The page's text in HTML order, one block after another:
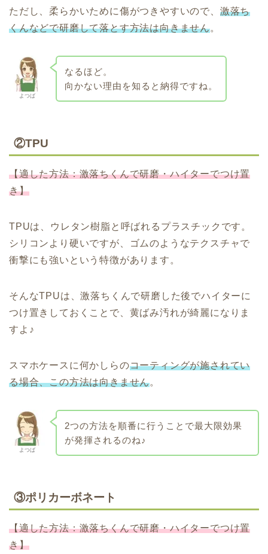
ただし、柔らかいために傷がつきやすいので、 激落ち
くんなどで研磨して落とす方法は向きません。
よつば
なるほど。
向かない理由を知ると納得ですね。
②TPU
【適した方法：激落ちくんで研磨・ハイターでつけ置
き】
TPUは、ウレタン樹脂と呼ばれるプラスチックです。
シリコンより硬いですが、ゴムのようなテクスチャで
衝撃にも強いという特徴があります。
そんなTPUは、激落ちくんで研磨した後でハイターに
つけ置きしておくことで、黄ばみ汚れが綺麗になりま
すよ♪
スマホケースに何かしらのコーティングが施されてい
る場合、この方法は向きません。
よつば
2つの方法を順番に行うことで最大限効果
が発揮されるのね♪
③ポリカーボネート
【適した方法：激落ちくんで研磨・ハイターでつけ置
き】